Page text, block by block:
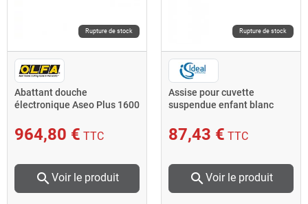
Rupture de stock
Abattant douche
électronique Aseo Plus 1600
964,80 € TTC
search Voir le produit
Rupture de stock
Assise pour cuvette
suspendue enfant blanc
87,43 € TTC
search Voir le produit